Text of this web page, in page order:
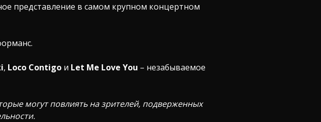
представление в самом крупном концертном
, Loco Contigo и Let Me Love You – незабываемое
могут повлиять на зрителей, подверженных